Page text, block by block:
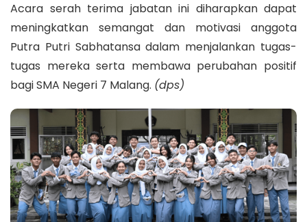
Acara serah terima jabatan ini diharapkan dapat
meningkatkan semangat dan motivasi anggota
Putra Putri Sabhatansa dalam menjalankan tugas-
tugas mereka serta membawa perubahan positif
bagi SMA Negeri 7 Malang. (dps)